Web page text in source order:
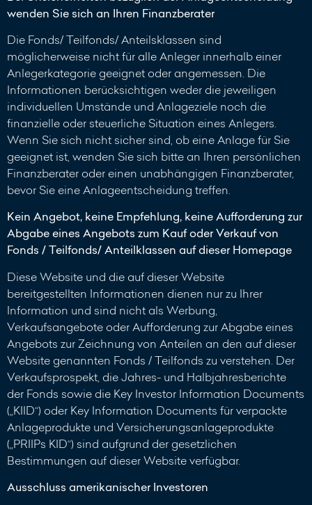
wenden Sie sich an Ihren Finanzberater
Die Fonds/ Teilfonds/ Anteilsklassen sind
möglicherweise nicht für alle Anleger innerhalb einer
Anlegerkategorie geeignet oder angemessen. Die
Informationen berücksichtigen weder die jeweiligen
individuellen Umstände und Anlageziele noch die
finanzielle oder steuerliche Situation eines Anlegers.
Wenn Sie sich nicht sicher sind, ob eine Anlage für Sie
geeignet ist, wenden Sie sich bitte an Ihren persönlichen
Finanzberater oder einen unabhängigen Finanzberater,
bevor Sie eine Anlageentscheidung treffen.
Kein Angebot, keine Empfehlung, keine Aufforderung zur
Abgabe eines Angebots zum Kauf oder Verkauf von
Fonds / Teilfonds/ Anteilklassen auf dieser Homepage
Diese Website und die auf dieser Website
bereitgestellten Informationen dienen nur zu Ihrer
Information und sind nicht als Werbung,
Verkaufsangebote oder Aufforderung zur Abgabe eines
Angebots zur Zeichnung von Anteilen an den auf dieser
Website genannten Fonds / Teilfonds zu verstehen. Der
Verkaufsprospekt, die Jahres- und Halbjahresberichte
der Fonds sowie die Key Investor Information Documents
(„KIID“) oder Key Information Documents für verpackte
Anlageprodukte und Versicherungsanlageprodukte
(„PRIIPs KID“) sind aufgrund der gesetzlichen
Bestimmungen auf dieser Website verfügbar.
Ausschluss amerikanischer Investoren